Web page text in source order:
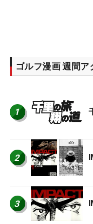
ゴルフ漫画 週間
1
2
3